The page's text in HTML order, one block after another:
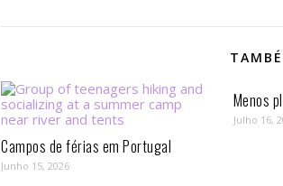
Campos de férias em Portugal
Junho 15, 2026
Menos
Julho 16,